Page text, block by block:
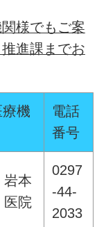
様でもご案
進課までお
機
電話
番号
岩本
医院
0297
-44-
2033